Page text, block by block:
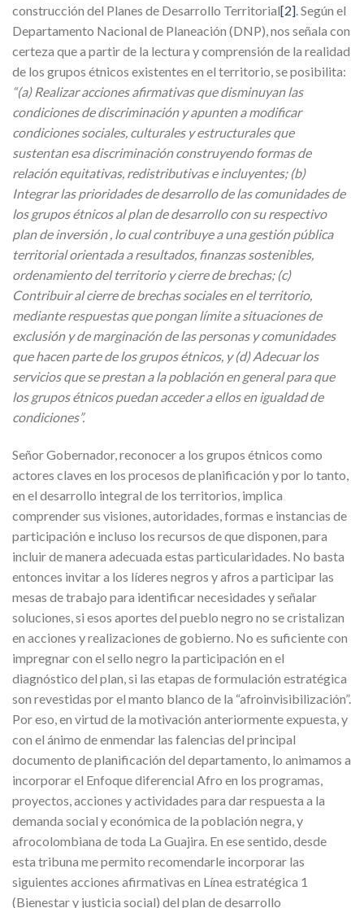
construcción del Planes de Desarrollo Territorial[2] . Según el
Departamento Nacional de Planeación (DNP), nos señala con
certeza que a partir de la lectura y comprensión de la realidad
de los grupos étnicos existentes en el territorio, se posibilita:
“(a) Realizar acciones afirmativas que disminuyan las
condiciones de discriminación y apunten a modificar
condiciones sociales, culturales y estructurales que
sustentan esa discriminación construyendo formas de
relación equitativas, redistributivas e incluyentes; (b)
Integrar las prioridades de desarrollo de las comunidades de
los grupos étnicos al plan de desarrollo con su respectivo
plan de inversión , lo cual contribuye a una gestión pública
territorial orientada a resultados, finanzas sostenibles,
ordenamiento del territorio y cierre de brechas; (c)
Contribuir al cierre de brechas sociales en el territorio,
mediante respuestas que pongan límite a situaciones de
exclusión y de marginación de las personas y comunidades
que hacen parte de los grupos étnicos, y (d) Adecuar los
servicios que se prestan a la población en general para que
los grupos étnicos puedan acceder a ellos en igualdad de
condiciones”.
Señor Gobernador, reconocer a los grupos étnicos como
actores claves en los procesos de planificación y por lo tanto,
en el desarrollo integral de los territorios, implica
comprender sus visiones, autoridades, formas e instancias de
participación e incluso los recursos de que disponen, para
incluir de manera adecuada estas particularidades. No basta
entonces invitar a los líderes negros y afros a participar las
mesas de trabajo para identificar necesidades y señalar
soluciones, si esos aportes del pueblo negro no se cristalizan
en acciones y realizaciones de gobierno. No es suficiente con
impregnar con el sello negro la participación en el
diagnóstico del plan, si las etapas de formulación estratégica
son revestidas por el manto blanco de la “afroinvisibilización”.
Por eso, en virtud de la motivación anteriormente expuesta, y
con el ánimo de enmendar las falencias del principal
documento de planificación del departamento, lo animamos a
incorporar el Enfoque diferencial Afro en los programas,
proyectos, acciones y actividades para dar respuesta a la
demanda social y económica de la población negra, y
afrocolombiana de toda La Guajira. En ese sentido, desde
esta tribuna me permito recomendarle incorporar las
siguientes acciones afirmativas en Línea estratégica 1
(Bienestar y justicia social) del plan de desarrollo